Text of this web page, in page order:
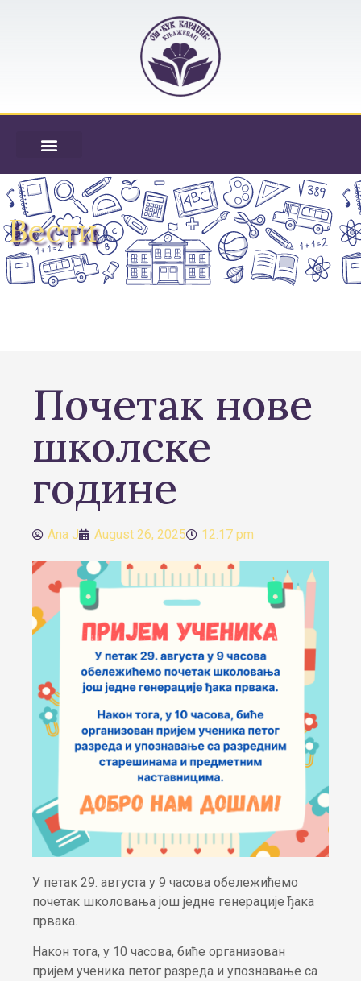
Вести
Почетак нове
школске
године
Ana J August 26, 2025 12:17 pm
У петак 29. августа у 9 часова обележићемо
почетак школовања још једне генерације ђака
првака.
Након тога, у 10 часова, биће организован
пријем ученика петог разреда и упознавање са